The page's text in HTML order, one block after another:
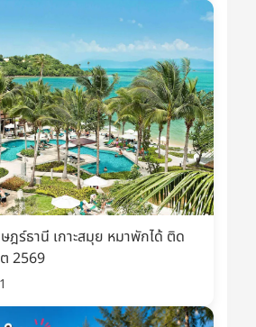
ฎร์ธานี เกาะสมุย หมาพักได้ ติด
2569